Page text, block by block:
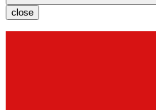
close